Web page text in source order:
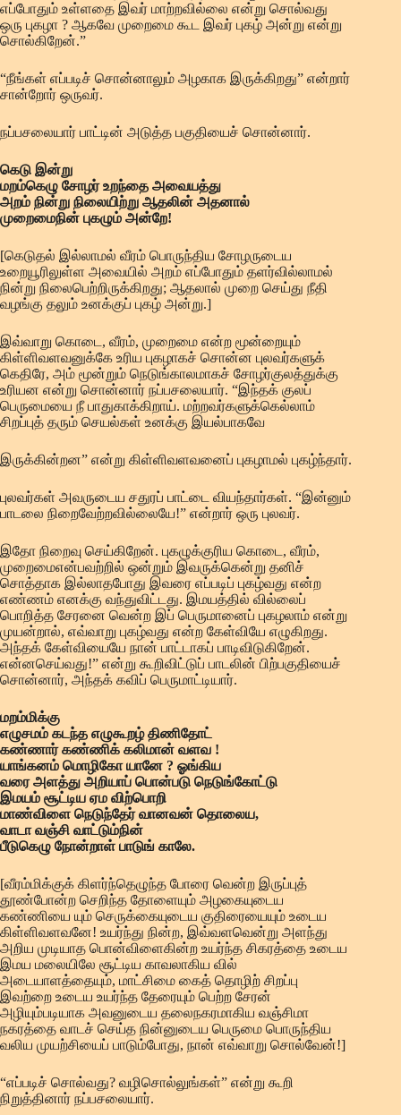
எப்போதும் உள்ளதை இவர் மாற்றவில்லை என்று சொல்வது
ஒரு புகழா ? ஆகவே முறைமை கூட இவர் புகழ் அன்று என்று
சொல்கிறேன்.”
“நீங்கள் எப்படிச் சொன்னாலும் அழகாக இருக்கிறது” என்றார்
சான்றோர் ஒருவர்.
நப்பசலையார் பாட்டின் அடுத்த பகுதியைச் சொன்னார்.
கெடு இன்று
மறம்கெழு சோழர் உறந்தை அவையத்து
அறம் நின்று நிலையிற்று ஆதலின் அதனால்
முறைமைநின் புகழும் அன்றே!
[கெடுதல் இல்லாமல் வீரம் பொருந்திய சோழருடைய
உறையூரிலுள்ள அவையில் அறம் எப்போதும் தளர்வில்லாமல்
நின்று நிலைபெற்றிருக்கிறது; ஆதலால் முறை செய்து நீதி
வழங்கு தலும் உனக்குப் புகழ் அன்று.]
இவ்வாறு கொடை, வீரம், முறைமை என்ற மூன்றையும்
கிள்ளிவளவனுக்கே உரிய புகழாகச் சொன்ன புலவர்களுக்
கெதிரே, அம் மூன்றும் நெடுங்காலமாகச் சோழர்குலத்துக்கு
உரியன என்று சொன்னார் நப்பசலையார். “இந்தக் குலப்
பெருமையை நீ பாதுகாக்கிறாய். மற்றவர்களுக்கெல்லாம்
சிறப்புத் தரும் செயல்கள் உனக்கு இயல்பாகவே
இருக்கின்றன” என்று கிள்ளிவளவனைப் புகழாமல் புகழ்ந்தார்.
புலவர்கள் அவருடைய சதுரப் பாட்டை வியந்தார்கள். “இன்னும்
பாடலை நிறைவேற்றவில்லையே!” என்றார் ஒரு புலவர்.
இதோ நிறைவு செய்கிறேன். புகழுக்குரிய கொடை, வீரம்,
முறைமைஎன்பவற்றில் ஒன்றும் இவருக்கென்று தனிச்
சொத்தாக இல்லாதபோது இவரை எப்படிப் புகழ்வது என்ற
எண்ணம் எனக்கு வந்துவிட்டது. இமயத்தில் வில்லைப்
பொறித்த சேரனை வென்ற இப் பெருமானைப் புகழலாம் என்று
முயன்றால், எவ்வாறு புகழ்வது என்ற கேள்வியே எழுகிறது.
அந்தக் கேள்வியையே நான் பாட்டாகப் பாடிவிடுகிறேன்.
என்னசெய்வது!” என்று கூறிவிட்டுப் பாடலின் பிற்பகுதியைச்
சொன்னார், அந்தக் கவிப் பெருமாட்டியார்.
மறம்மிக்கு
எழுசமம் கடந்த எழுகூறழ் திணிதோட்
கண்ணார் கண்ணிக் கலிமான் வளவ !
யாங்கனம் மொழிகோ யானே ? ஓங்கிய
வரை அளத்து அறியாப் பொன்படு நெடுங்கோட்டு
இமயம் சூட்டிய ஏம விற்பொறி
மாண்விளை நெடுந்தேர் வானவன் தொலைய,
வாடா வஞ்சி வாட்டும்நின்
பீடுகெழு நோன்றாள் பாடுங் காலே.
[வீரம்மிக்குக் கிளர்ந்தெழுந்த போரை வென்ற இருப்புத்
தூண்போன்ற செறிந்த தோளையும் அழகையுடைய
கண்ணியை யும் செருக்கையுடைய குதிரையையும் உடைய
கிள்ளிவளவனே! உயர்ந்து நின்ற, இவ்வளவென்று அளந்து
அறிய முடியாத பொன்விளைகின்ற உயர்ந்த சிகரத்தை உடைய
இமய மலையிலே சூட்டிய காவலாகிய வில்
அடையாளத்தையும், மாட்சிமை கைத் தொழிற் சிறப்பு
இவற்றை உடைய உயர்ந்த தேரையும் பெற்ற சேரன்
அழியும்படியாக அவனுடைய தலைநகரமாகிய வஞ்சிமா
நகரத்தை வாடச் செய்த நின்னுடைய பெருமை பொருந்திய
வலிய முயற்சியைப் பாடும்போது, நான் எவ்வாறு சொல்வேன்!]
“எப்படிச் சொல்வது? வழிசொல்லுங்கள்” என்று கூறி
நிறுத்தினார் நப்பசலையார்.